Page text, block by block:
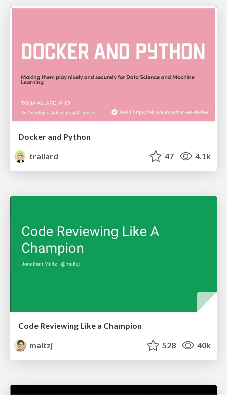
Docker and Python
trallard
47 4.1k
Code Reviewing Like a Champion
maltzj
528 40k